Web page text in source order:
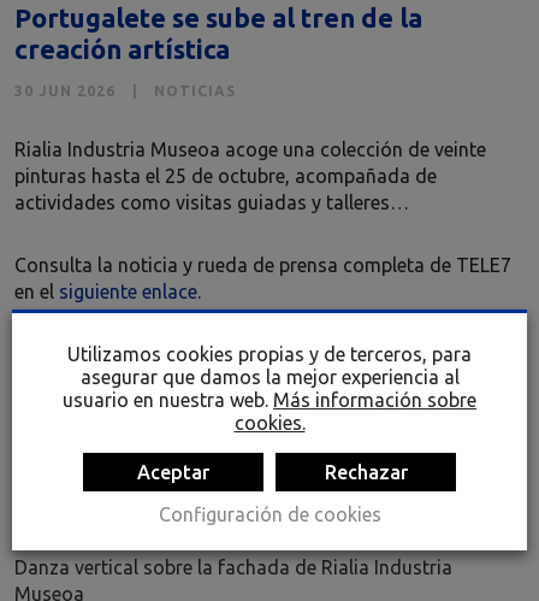
Portugalete se sube al tren de la
creación artística
30 JUN 2026 NOTICIAS
Rialia Industria Museoa acoge una colección de veinte
pinturas hasta el 25 de octubre, acompañada de
actividades como visitas guiadas y talleres…
Consulta la noticia y rueda de prensa completa de TELE7
en el siguiente enlace.
ÚLTIMAS ENTRADAS
La U.N.O.T.A. reconoce al Museo Rialia por la exposición de
Dora Salazar “Mujeres de papel y metal”
Danza vertical sobre la fachada de Rialia Industria
Museoa
Utilizamos cookies propias y de terceros, para
asegurar que damos la mejor experiencia al
usuario en nuestra web. Más información sobre
cookies.
Aceptar
Rechazar
Configuración de cookies